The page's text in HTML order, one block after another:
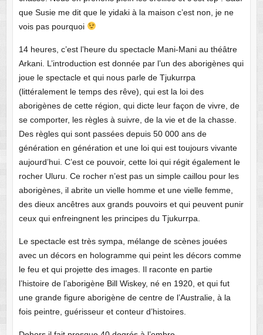
que Susie me dit que le yidaki à la maison c’est non, je ne
vois pas pourquoi
14 heures, c’est l’heure du spectacle Mani-Mani au théâtre
Arkani. L’introduction est donnée par l’un des aborigènes qui
joue le spectacle et qui nous parle de Tjukurrpa
(littéralement le temps des rêve), qui est la loi des
aborigènes de cette région, qui dicte leur façon de vivre, de
se comporter, les règles à suivre, de la vie et de la chasse.
Des règles qui sont passées depuis 50 000 ans de
génération en génération et une loi qui est toujours vivante
aujourd’hui. C’est ce pouvoir, cette loi qui régit également le
rocher Uluru. Ce rocher n’est pas un simple caillou pour les
aborigènes, il abrite un vielle homme et une vielle femme,
des dieux ancêtres aux grands pouvoirs et qui peuvent punir
ceux qui enfreingnent les principes du Tjukurrpa.
Le spectacle est très sympa, mélange de scènes jouées
avec un décors en hologramme qui peint les décors comme
le feu et qui projette des images. Il raconte en partie
l’histoire de l’aborigène Bill Wiskey, né en 1920, et qui fut
une grande figure aborigène de centre de l’Australie, à la
fois peintre, guérisseur et conteur d’histoires.